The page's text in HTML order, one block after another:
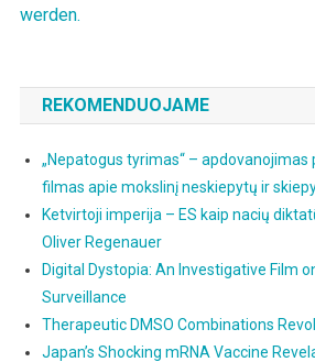
werden.
REKOMENDUOJAME
„Nepatogus tyrimas“ – apdovanojimas
filmas apie mokslinį neskiepytų ir
Ketvirtoji imperija – ES kaip nacių
Oliver Regenauer
Digital Dystopia: An Investigative Film
Surveillance
Therapeutic DMSO Combinations
Japan’s Shocking mRNA Vaccine